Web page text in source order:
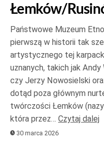
Łemków/
Państwowe Muzeum
pierwszą w historii tak
artystycznego tej
uznanych, takich jak
czy Jerzy Nowosielski
dotąd poza głównym
twórczości Łemków
która przez… Czytaj dalej
30 marca 2026